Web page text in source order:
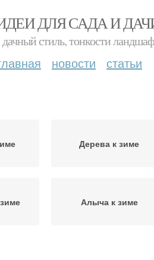
ДЛЯ САДА И
стиль, тонкости
новости статьи
Дерева к зиме
Алыча к зиме